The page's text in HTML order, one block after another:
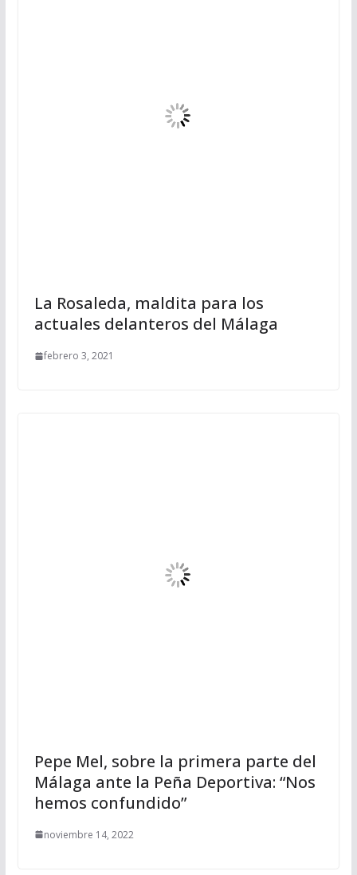
La Rosaleda, maldita para los
actuales delanteros del Málaga
febrero 3, 2021
Pepe Mel, sobre la primera parte del
Málaga ante la Peña Deportiva: “Nos
hemos confundido”
noviembre 14, 2022